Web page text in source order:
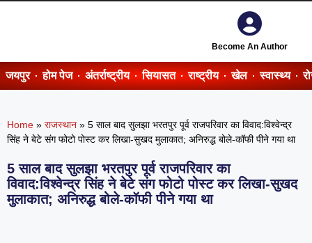
Become An Author
जयपुर होम पेज अंतर्राष्ट्रीय सियासत राष्ट्रीय खेल स्वास्थ्य
Home » राजस्थान » 5 साल बाद सुलझा भरतपुर पूर्व राजपरिवार का विवाद:विश्वेन्द्र
सिंह ने बेटे संग फोटो पोस्ट कर लिखा-सुखद मुलाकात; अनिरुद्ध बोले-कॉफी पीने गया था
5 साल बाद सुलझा भरतपुर पूर्व राजपरिवार का
विवाद:विश्वेन्द्र सिंह ने बेटे संग फोटो पोस्ट कर लिखा-सुखद
मुलाकात; अनिरुद्ध बोले-कॉफी पीने गया था